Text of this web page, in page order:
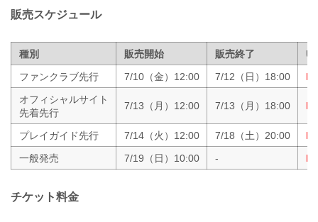
販売スケジュール
種別 販売開始 販売終了
ファンクラブ先行
7/10（金）12:00 7/12（日）18:00
オフィシャルサイト
先着先行
7/13（月）12:00 7/13（月）18:00
プレイガイド先行 7/14（火）12:00 7/18（土）20:00
一般発売
7/19（日）10:00 -
チケット料金